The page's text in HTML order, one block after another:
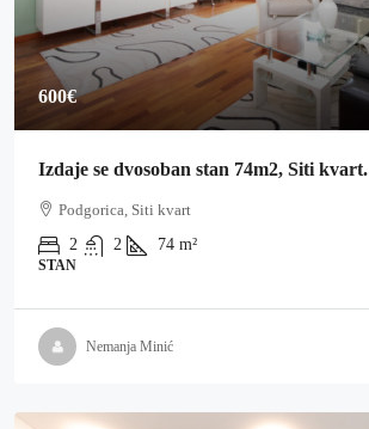
600€
Izdaje se dvosoban stan 74m2, Siti kvart.
Podgorica, Siti kvart
2
2 74 m²
STAN
Nemanja Minić